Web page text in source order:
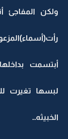
ولكن المفاجئ
أبتسمت
لبسها تغيرت
الخبيثه..